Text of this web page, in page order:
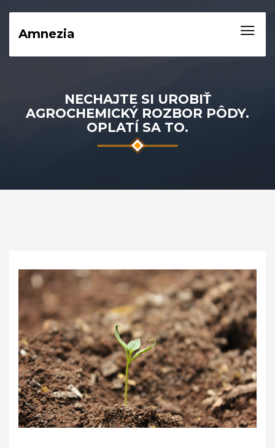
Amnezia
NECHAJTE SI UROBIŤ
AGROCHEMICKÝ ROZBOR PÔDY.
OPLATÍ SA TO.